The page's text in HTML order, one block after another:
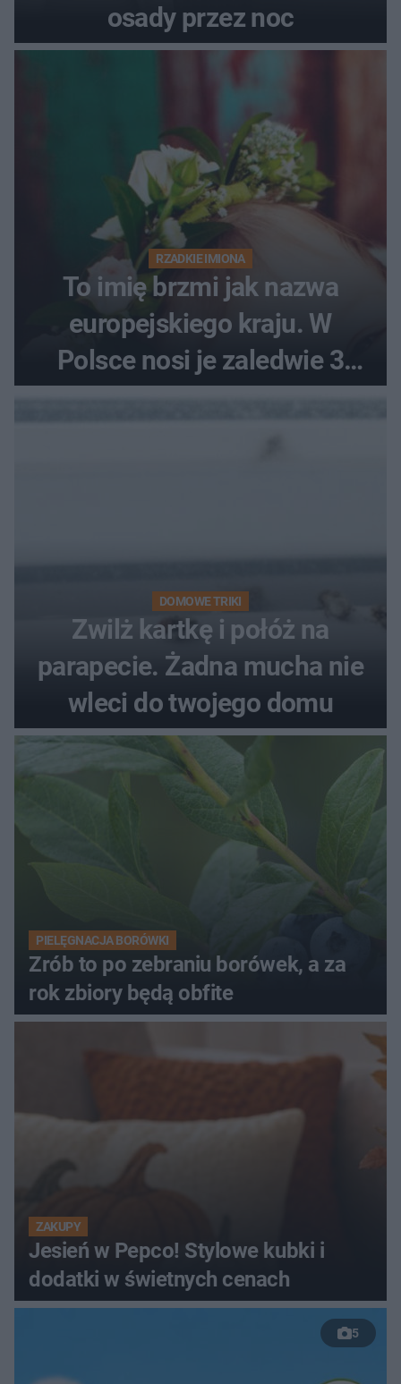
osady przez noc
RZADKIE IMIONA
To imię brzmi jak nazwa
europejskiego kraju. W
Polsce nosi je zaledwie 3
kobiety
DOMOWE TRIKI
Zwilż kartkę i połóż na
parapecie. Żadna mucha nie
wleci do twojego domu
PIELĘGNACJA BORÓWKI
Zrób to po zebraniu borówek, a za
rok zbiory będą obfite
ZAKUPY
Jesień w Pepco! Stylowe kubki i
dodatki w świetnych cenach
5